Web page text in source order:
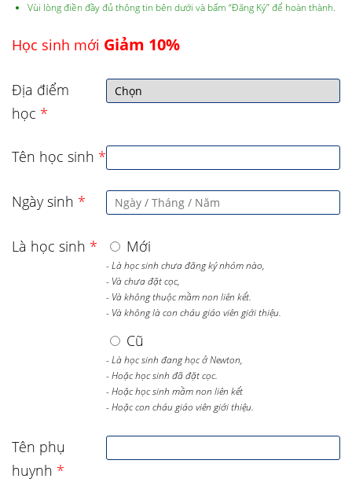
Vùi lòng điền đầy đủ thông tin bên dưới và bấm “Đăng Ký” để hoàn thành.
Học sinh mới Giảm 10%
Địa điểm
học *
Tên học sinh *
Ngày sinh *
Là học sinh * Mới
- Là học sinh chưa đăng ký nhóm nào,
- Và chưa đặt cọc,
- Và không thuộc mầm non liên kết.
- Và không là con cháu giáo viên giới thiệu.
Cũ
- Là học sinh đang học ở Newton,
- Hoặc học sinh đã đặt cọc.
- Hoặc học sinh mầm non liên kết
- Hoặc con cháu giáo viên giới thiệu.
Tên phụ
huynh *